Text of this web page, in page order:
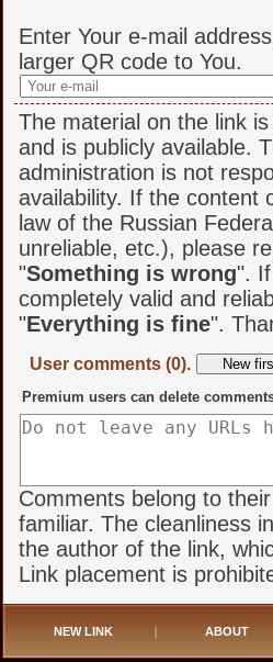
Enter Your e-mail
larger QR code to You.
The material on the link
and is publicly available.
administration is not
availability. If the content
law of the Russian
unreliable, etc.), please
"Something is wrong".
completely valid and
"Everything is fine".
User comments (0).
Premium users can delete
Comments belong to
familiar. The cleanliness
the author of the link,
Link placement is
NEW LINK ABOUT